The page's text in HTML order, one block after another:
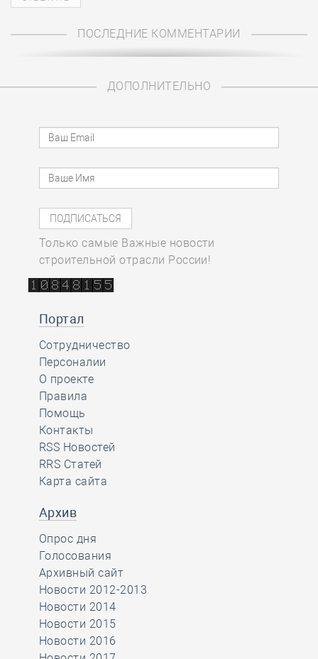
ПОСЛЕДНИЕ КОММЕНТАРИИ
ДОПОЛНИТЕЛЬНО
Только самые Важные новости
строительной отрасли России!
Портал
Сотрудничество
Персоналии
О проекте
Правила
Помощь
Контакты
RSS Новостей
RRS Статей
Карта сайта
Архив
Опрос дня
Голосования
Архивный сайт
Новости 2012-2013
Новости 2014
Новости 2015
Новости 2016